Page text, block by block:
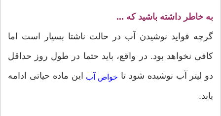
به خاطر داشته باشید که ...
گرچه فواید نوشیدن آب در حالت ناشتا بسیار است اما
کافی نخواهد بود. در واقع، باید حتما در طول روز حداقل
دو لیتر آب نوشیده شود تا خواص آب این ماده حیاتی ادامه
یابد.